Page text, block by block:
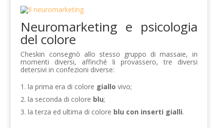
Neuromarketing e psicologia
del colore
Cheskin consegnò allo stesso gruppo di massaie, in
momenti diversi, affinché li provassero, tre diversi
detersivi in confezioni diverse:
la prima era di colore giallo vivo;
la seconda di colore blu;
la terza ed ultima di colore blu con inserti gialli.